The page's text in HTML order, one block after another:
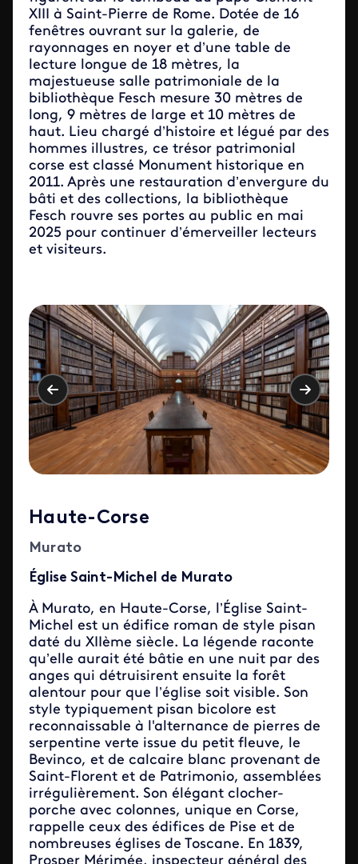
XIII à Saint-Pierre de Rome. Dotée de 16
fenêtres ouvrant sur la galerie, de
rayonnages en noyer et d’une table de
lecture longue de 18 mètres, la
majestueuse salle patrimoniale de la
bibliothèque Fesch mesure 30 mètres de
long, 9 mètres de large et 10 mètres de
haut. Lieu chargé d’histoire et légué par des
hommes illustres, ce trésor patrimonial
corse est classé Monument historique en
2011. Après une restauration d’envergure du
bâti et des collections, la bibliothèque
Fesch rouvre ses portes au public en mai
2025 pour continuer d’émerveiller lecteurs
et visiteurs.
Haute-Corse
Murato
Église Saint-Michel de Murato
À Murato, en Haute-Corse, l’Église Saint-
Michel est un édifice roman de style pisan
daté du XIIème siècle. La légende raconte
qu’elle aurait été bâtie en une nuit par des
anges qui détruisirent ensuite la forêt
alentour pour que l’église soit visible. Son
style typiquement pisan bicolore est
reconnaissable à l'alternance de pierres de
serpentine verte issue du petit fleuve, le
Bevinco, et de calcaire blanc provenant de
Saint-Florent et de Patrimonio, assemblées
irrégulièrement. Son élégant clocher-
porche avec colonnes, unique en Corse,
rappelle ceux des édifices de Pise et de
nombreuses églises de Toscane. En 1839,
Prosper Mérimée, inspecteur général des